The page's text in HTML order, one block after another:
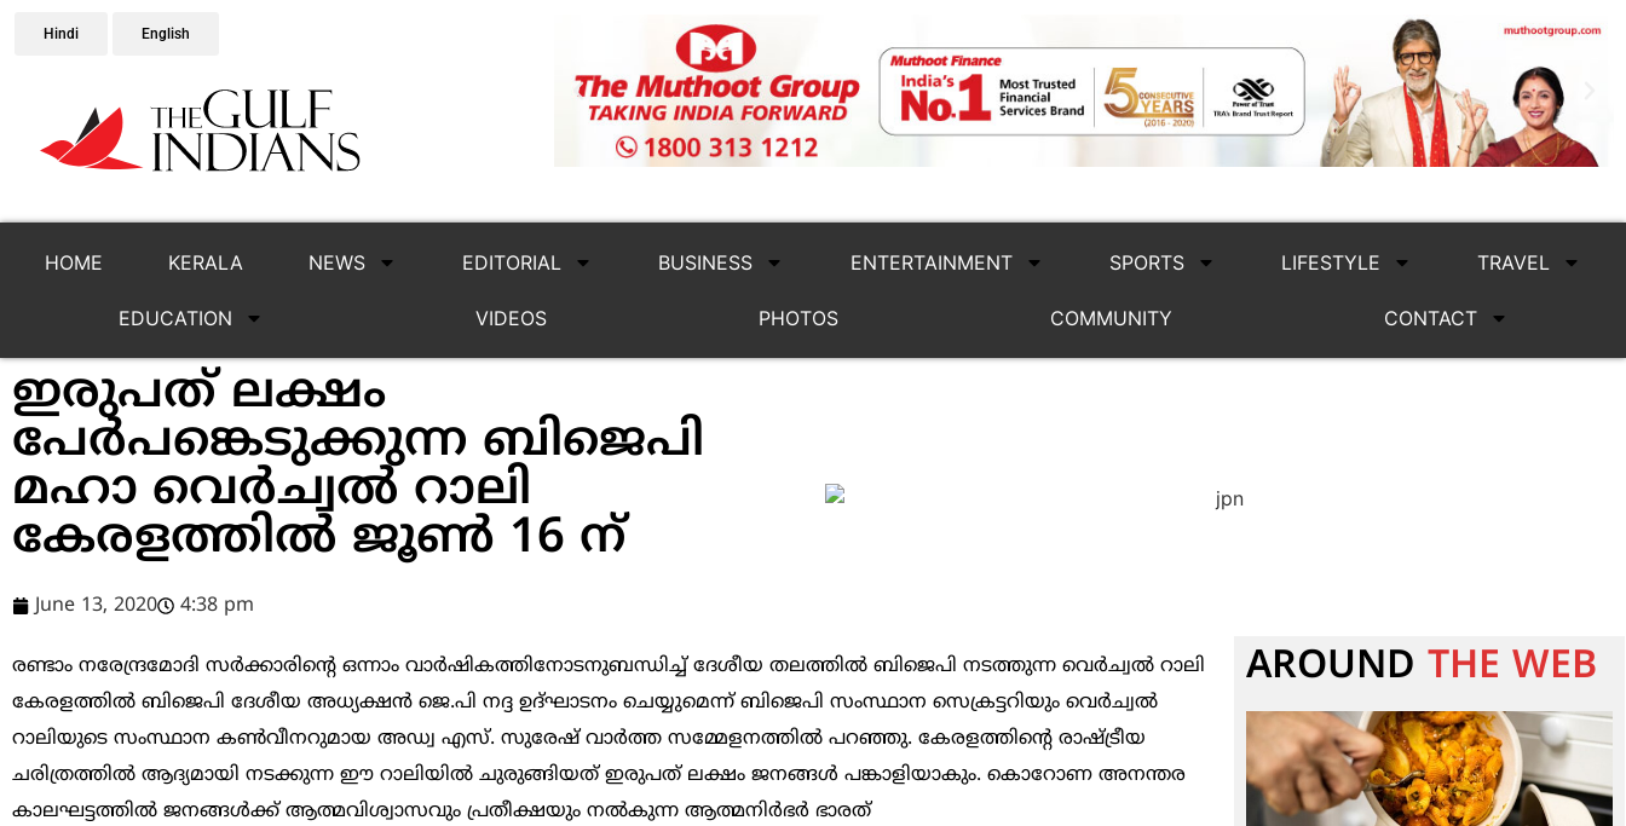
Hindi English
HOME KERALA NEWS EDITORIAL BUSINESS ENTERTAINMENT SPORTS LIFESTYLE TRAVEL
EDUCATION VIDEOS PHOTOS COMMUNITY CONTACT
ഇരുപത് ലക്ഷം
പേർപങ്കെടുക്കുന്ന ബിജെപി
മഹാ വെര്‍ച്വല്‍ റാലി
കേരളത്തിൽ ജൂണ്‍ 16 ന്
June 13, 2020 4:38 pm
രണ്ടാം നരേന്ദ്രമോദി സര്‍ക്കാരിന്റെ ഒന്നാം വാര്‍ഷികത്തിനോടനുബന്ധിച്ച് ദേശീയ തലത്തില്‍ ബിജെപി നടത്തുന്ന വെര്‍ച്വല്‍ റാലി
കേരളത്തില്‍ ബിജെപി ദേശീയ അധ്യക്ഷന്‍ ജെ.പി നദ്ദ ഉദ്ഘാടനം ചെയ്യുമെന്ന് ബിജെപി സംസ്ഥാന സെക്രട്ടറിയും വെര്‍ച്വല്‍
റാലിയുടെ സംസ്ഥാന കണ്‍വീനറുമായ അഡ്വ എസ്. സുരേഷ് വാര്‍ത്ത സമ്മേളനത്തില്‍ പറഞ്ഞു. കേരളത്തിന്റെ രാഷ്ട്രീയ
ചരിത്രത്തില്‍ ആദ്യമായി നടക്കുന്ന ഈ റാലിയില്‍ ചുരുങ്ങിയത് ഇരുപത് ലക്ഷം ജനങ്ങള്‍ പങ്കാളിയാകും. കൊറോണ അനന്തര
കാലഘട്ടത്തില്‍ ജനങ്ങള്‍ക്ക് ആത്മവിശ്വാസവും പ്രതീക്ഷയും നല്‍കുന്ന ആത്മനിര്‍ഭര്‍ ഭാരത്
AROUND THE WEB